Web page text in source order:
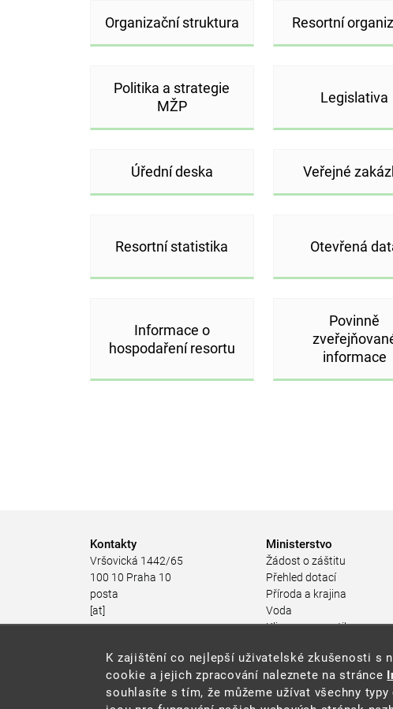
Organizační struktura Resortní
Politika a strategie
MŽP
Legislativa
Úřední deska Veřejné
Resortní statistika Otevřená
Informace o
hospodaření resortu
Povinně
informace
Kontakty
Vršovická 1442/65
100 10 Praha 10
posta
[at]
mzp.gov.cz
+420 267 121 111
Ministerstvo
Žádost o záštitu
Přehled dotací
Příroda a krajina
Voda
Klima a energetika
Odpadové hospodářství
Rizika pro životní
Stav životního prostředí
K zajištění co nejlepší uživatelské zkušenosti s
cookie a jejich zpracování naleznete na stránce
souhlasíte s tím, že můžeme užívat všechny